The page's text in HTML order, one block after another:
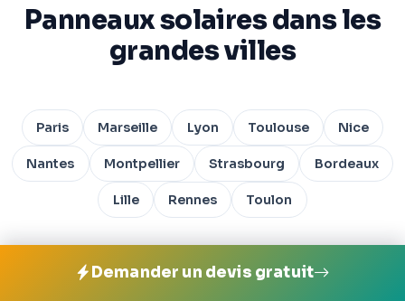
Panneaux solaires dans les
grandes villes
Paris Marseille Lyon Toulouse Nice
Nantes Montpellier Strasbourg Bordeaux
Lille Rennes Toulon
Demander un devis gratuit